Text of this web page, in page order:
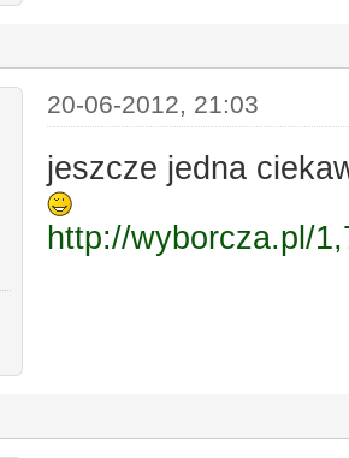
20-06-2012, 21:03
jeszcze jedna
http://wyborcza.pl/